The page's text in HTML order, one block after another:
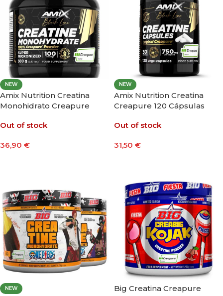
NEW
Amix Nutrition Creatina
Monohidrato Creapure
Out of stock
36,90 €
NEW
Amix Nutrition Creatina
Creapure 120 Cápsulas
Out of stock
31,50 €
NEW
Big Creatina Creapure